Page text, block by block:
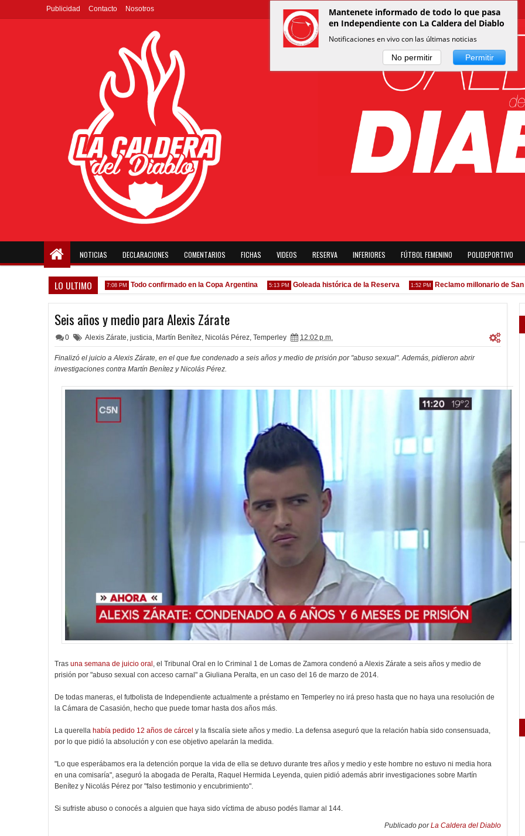
Publicidad Contacto Nosotros
NOTICIAS DECLARACIONES COMENTARIOS FICHAS VIDEOS RESERVA INFERIORES FÚTBOL FEMENINO POLIDEPORTIVO
LO ULTIMO
venga gente nueva" 7:08 PM Todo confirmado en la Copa Argentina 5:13 PM Goleada histórica de la Reserva 1:52 PM Reclamo millonario de San
Seis años y medio para Alexis Zárate
0 Alexis Zárate, justicia, Martín Benítez, Nicolás Pérez, Temperley 12:02 p.m.
Finalizó el juicio a Alexis Zárate, en el que fue condenado a seis años y medio de prisión por "abuso sexual". Además, pidieron abrir
investigaciones contra Martín Benítez y Nicolás Pérez.
Tras una semana de juicio oral , el Tribunal Oral en lo Criminal 1 de Lomas de Zamora condenó a Alexis Zárate a seis años y medio de
prisión por "abuso sexual con acceso carnal" a Giuliana Peralta, en un caso del 16 de marzo de 2014.
De todas maneras, el futbolista de Independiente actualmente a préstamo en Temperley no irá preso hasta que no haya una resolución de
la Cámara de Casasión, hecho que puede tomar hasta dos años más.
La querella había pedido 12 años de cárcel y la fiscalía siete años y medio. La defensa aseguró que la relación había sido consensuada,
por lo que pidió la absolución y con ese objetivo apelarán la medida.
"Lo que esperábamos era la detención porque la vida de ella se detuvo durante tres años y medio y este hombre no estuvo ni media hora
en una comisaría", aseguró la abogada de Peralta, Raquel Hermida Leyenda, quien pidió además abrir investigaciones sobre Martín
Benítez y Nicolás Pérez por "falso testimonio y encubrimiento".
Si sufriste abuso o conocés a alguien que haya sido víctima de abuso podés llamar al 144.
Publicado porLa Caldera del Diablo
Mantenete informado de todo lo que pasa
en Independiente con La Caldera del Diablo
Notificaciones en vivo con las últimas noticias
No permitir Permitir